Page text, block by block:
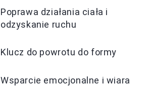
Poprawa działania ciała i
odzyskanie ruchu
Klucz do powrotu do formy
Wsparcie emocjonalne i wiara